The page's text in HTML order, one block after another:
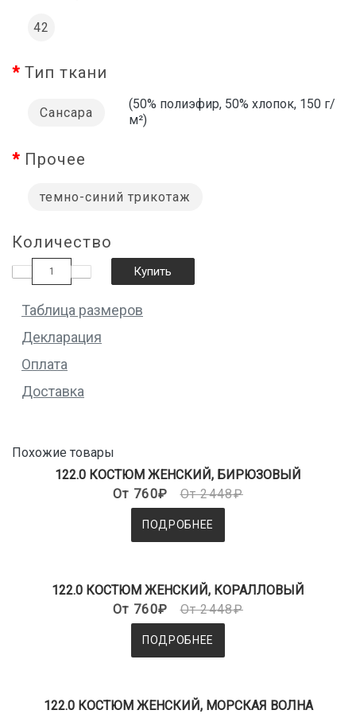
42
Тип ткани
Сансара
(50% полиэфир, 50% хлопок, 150 г/
м²)
Прочее
темно-синий трикотаж
Количество
Купить
Таблица размеров
Декларация
Оплата
Доставка
Похожие товары
122.0 КОСТЮМ ЖЕНСКИЙ, БИРЮЗОВЫЙ
От 760₽
От 2448₽
ПОДРОБНЕЕ
122.0 КОСТЮМ ЖЕНСКИЙ, КОРАЛЛОВЫЙ
От 760₽
От 2448₽
ПОДРОБНЕЕ
122.0 КОСТЮМ ЖЕНСКИЙ, МОРСКАЯ ВОЛНА